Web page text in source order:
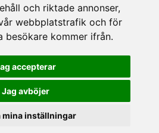
och riktade annonser,
webbplatstrafik och för
besökare kommer ifrån.
accepterar
Jag avböjer
mina inställningar